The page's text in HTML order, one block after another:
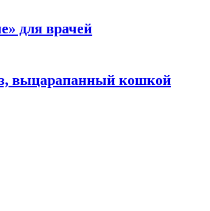
для врачей
выцарапанный кошкой